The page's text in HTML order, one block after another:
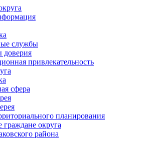
службы
доверия
привлекательность
сфера
планирования
округа
района